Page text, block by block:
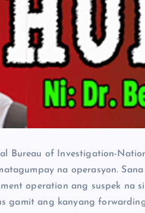
Bureau of Investigation-
na operasyon.
operation ang suspek na si
gamit ang kanyang